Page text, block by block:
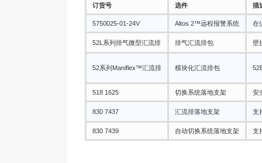
订货号 选件 描
5750025-01-24V Altos 2™远程报警系统 在
52L系列排气微型汇流排 排气汇流排包 壁
52系列Maniflex™汇流排 模块化汇流排包
518 1625 切换系统落地支架 安
830 7437 汇流排落地支架 支
830 7439 自动切换系统落地支架 支